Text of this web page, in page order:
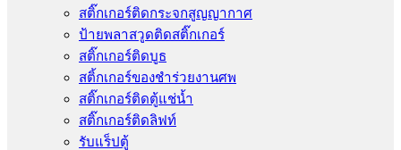
สติ๊กเกอร์ติดกระจกสูญญากาศ
ป้ายพลาสวูดติดสติ๊กเกอร์
สติ๊กเกอร์ติดบูธ
สติ้กเกอร์ของชำร่วยงานศพ
สติ๊กเกอร์ติดตู้แช่น้ำ
สติ๊กเกอร์ติดลิฟท์
รับแร็ปตู้